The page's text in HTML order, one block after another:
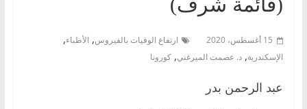
15 أغسطس، 2020 ارتفاع الوفيات بالفيروس, الأطباء,
الإسكندرية, د. عصمت الميرغني, كورونا
عبد الرحمن بدر